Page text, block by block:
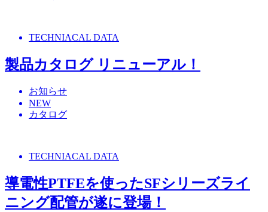
TECHNIACAL DATA
製品カタログ リニューアル！
お知らせ
NEW
カタログ
TECHNIACAL DATA
導電性PTFEを使ったSFシリーズライ
ニング配管が遂に登場！